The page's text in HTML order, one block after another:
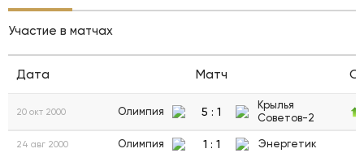
Участие в матчах
Дата Матч
20 окт 2000 Олимпия 5 : 1
Крылья
Советов-2
24 авг 2000 Олимпия 1 : 1 Энергетик